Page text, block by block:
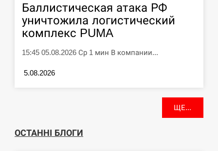
Баллистическая атака РФ
уничтожила логистический
комплекс PUMA
15:45 05.08.2026 Ср 1 мин В компании...
5.08.2026
ЩЕ...
ОСТАННІ БЛОГИ